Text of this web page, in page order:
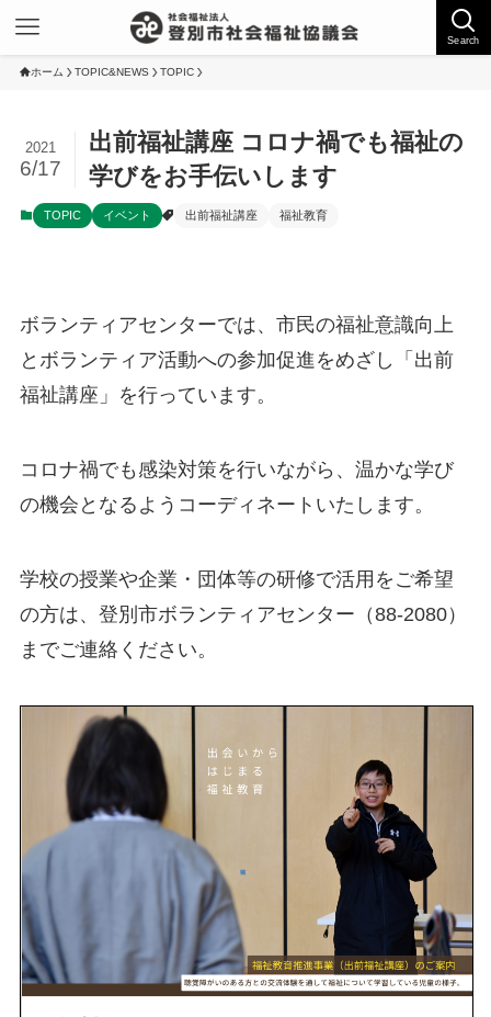
Search
ホーム TOPIC&NEWS TOPIC
出前福祉講座 コロナ禍でも福祉の
学びをお手伝いします
2021
6/17
TOPIC イベント 出前福祉講座 福祉教育
ボランティアセンターでは、市民の福祉意識向上
とボランティア活動への参加促進をめざし「出前
福祉講座」を行っています。
コロナ禍でも感染対策を行いながら、温かな学び
の機会となるようコーディネートいたします。
学校の授業や企業・団体等の研修で活用をご希望
の方は、登別市ボランティアセンター（88-2080）
までご連絡ください。